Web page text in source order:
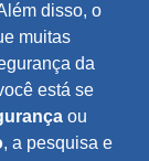
disso, o
muitas
da
está se
ou
, a pesquisa e